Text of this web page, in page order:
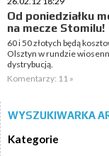
Od poniedziałku
na mecze Stomilu!
60 i 50 złotych będą
Olsztyn w rundzie
dystrybucją.
Komentarzy: 11 »
WYSZUKIWARKA
Kategorie